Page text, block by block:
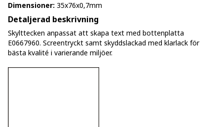
Dimensioner: 35x76x0,7mm
Detaljerad beskrivning
Skylttecken anpassat att skapa text med bottenplatta
E0667960. Screentryckt samt skyddslackad med klarlack för
bästa kvalité i varierande miljöer.